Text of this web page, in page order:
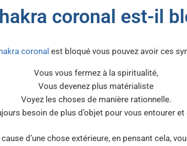
coronal est-il
coronal est bloqué vous pouvez avoir ces
Vous vous fermez à la spiritualité,
Vous devenez plus matérialiste
Voyez les choses de manière rationnelle.
besoin de plus d’objet pour vous entourer
d’une chose extérieure, en pensant cela,